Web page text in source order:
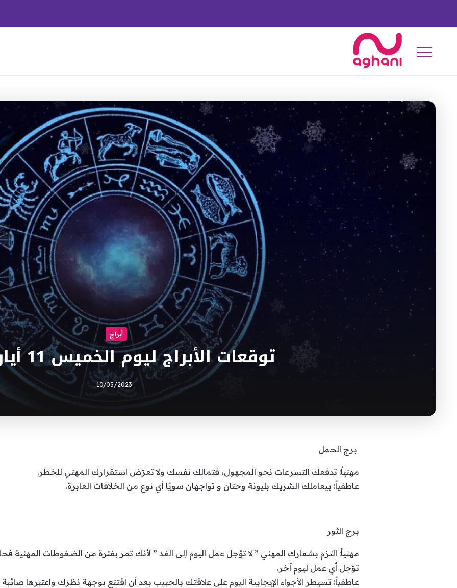
أبراج
توقعات الأبراج ليوم الخميس 11 أيار 2023
10/05/2023
برج الحمل
مهنياً: تدفعك التسرعات نحو المجهول، فتمالك نفسك ولا تعرّض استقرارك المهني للخطر.
عاطفياً: بيعاملك الشريك بليونة وحنان و تواجهان سويًا أي نوع من الخلافات العابرة.
برج الثور
مهنياً: التزم بشعارك المهني ” لا تؤجل عمل اليوم إلى الغد ” لأنك تمر بفترة من الضغوطات المهنية
تؤجل أي عمل ليوم آخر.
عاطفياً: تسيطر الأجواء الإيجابية اليوم على علاقتك بالحبيب بعد أن اقتنع بوجهة نظرك واعتبرها